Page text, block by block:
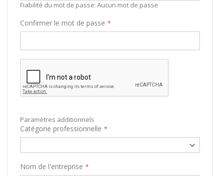
Fiabilité du mot de passe: Aucun mot de passe
Confirmer le mot de passe
Paramètres additionnels
Catégorie professionnelle
Nom de l'entreprise